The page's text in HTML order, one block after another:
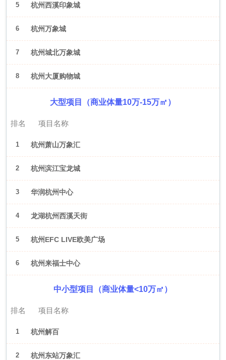
5 杭州西溪印象城
6 杭州万象城
7 杭州城北万象城
8 杭州大厦购物城
大型项目（商业体量10万-15万㎡）
排名 项目名称
1 杭州萧山万象汇
2 杭州滨江宝龙城
3 华润杭州中心
4 龙湖杭州西溪天街
5 杭州EFC LIVE欧美广场
6 杭州来福士中心
中小型项目（商业体量<10万㎡）
排名 项目名称
1 杭州解百
2 杭州东站万象汇